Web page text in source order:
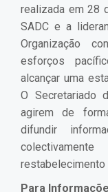
realizada em 28
SADC e a
Organização
esforços
alcançar uma
O Secretariado
agirem de
difundir
restabelecimento
Para